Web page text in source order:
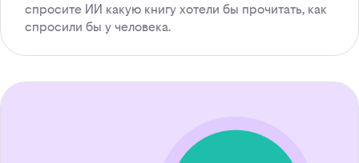
спросите ИИ какую книгу хотели бы прочитать, как
спросили бы у человека.